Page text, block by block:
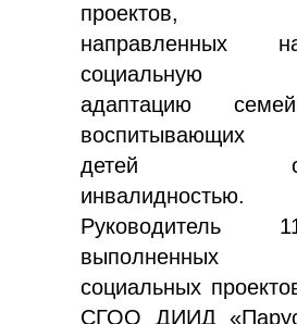
проектов,
направленных
социальную
адаптацию
воспитывающих
детей
инвалидностью.
Руководитель
выполненных
социальных
СГОО ДИИД